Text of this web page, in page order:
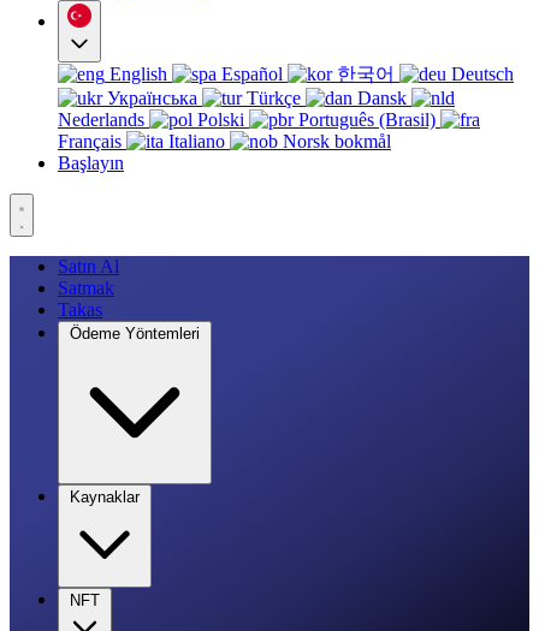
English Español 한국어
Deutsch
Українська
Türkçe
Dansk
Nederlands
Polski
Português (Brasil)
Français
Italiano
Norsk bokmål
Başlayın
Satın Al
Satmak
Takas
Ödeme Yöntemleri
Kaynaklar
NFT